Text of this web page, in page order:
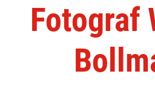
Fotograf